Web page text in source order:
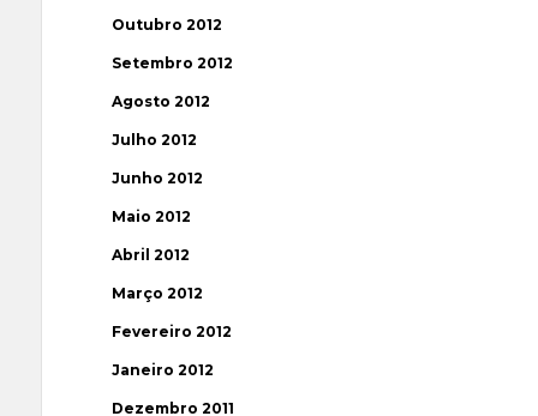
Outubro 2012
Setembro 2012
Agosto 2012
Julho 2012
Junho 2012
Maio 2012
Abril 2012
Março 2012
Fevereiro 2012
Janeiro 2012
Dezembro 2011